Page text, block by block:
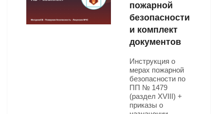
пожарной
безопасности
и комплект
документов
Инструкция о
мерах пожарной
безопасности по
ПП № 1479
(раздел XVIII) +
приказы о